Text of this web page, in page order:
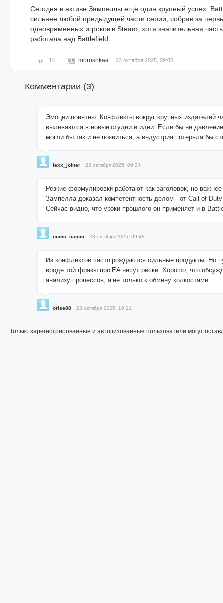
Сегодня в активе Зампеллы ещё один крупный успех.
сильнее любой предыдущей части серии, собрав за
одновременных игроков в Steam, хотя значительная
работала над Battlefield.
+10 moroshkaa 23 октября 2025, 09:00
Комментарии (3)
Эмоции понятны. Конфликты вокруг крупных издателей
выливаются в новые студии и идеи. Если бы не
могли бы так и не появиться, а индустрия потеряла бы
lexx_joiner 23 октября 2025, 09:24
Резкие формулировки работают как заголовок, но важнее
Зампелла доказал компетентность делом - от Call of
Сейчас видно, что уроки прошлого он применяет и в
numo_namm 23 октября 2025, 09:48
Из конфликтов часто рождаются сильные продукты. Но
вроде той фразы про EA несут риски. Хорошо, что
анализу процессов, а не только к обмену колкостями.
orise88 23 октября 2025, 10:21
Только зарегистрированные и авторизованные пользователи могут